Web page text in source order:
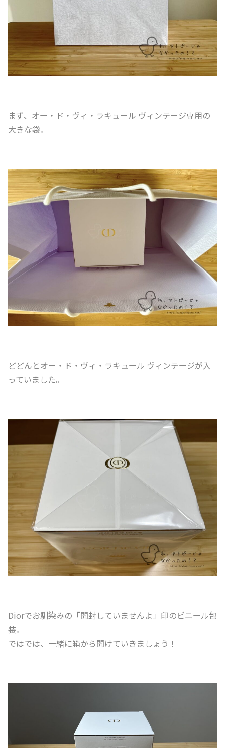
まず、オー・ド・ヴィ・ラキュール ヴィンテージ専用の
大きな袋。
どどんとオー・ド・ヴィ・ラキュール ヴィンテージが入
っていました。
Diorでお馴染みの「開封していませんよ」印のビニール包
装。
ではでは、一緒に箱から開けていきましょう！